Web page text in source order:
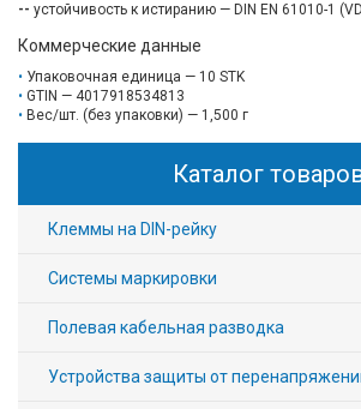
-- устойчивость к истиранию — DIN EN 61010-1
Коммерческие данные
Упаковочная единица — 10 STK
GTIN — 4017918534813
Вес/шт. (без упаковки) — 1,500 г
Каталог
Клеммы на DIN-рейку
Системы маркировки
Полевая кабельная разводка
Устройства защиты от